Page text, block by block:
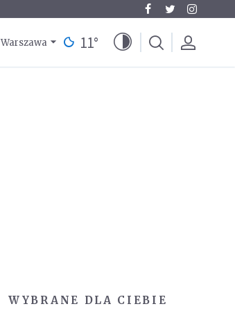
Warszawa 11°
WYBRANE DLA CIEBIE